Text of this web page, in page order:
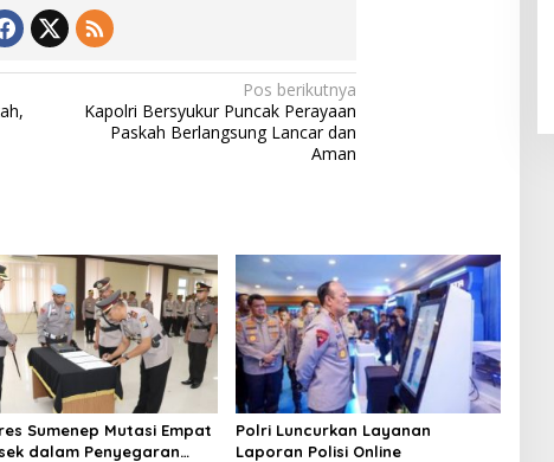
Pos berikutnya
Kapolri Bersyukur Puncak Perayaan
Paskah Berlangsung Lancar dan
Aman
Sumenep Mutasi Empat
dalam Penyegaran
Polri Luncurkan Layanan
Laporan Polisi Online